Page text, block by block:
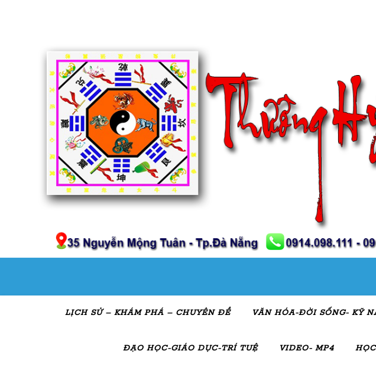
LỊCH SỬ – KHÁM PHÁ – CHUYÊN ĐỀ VĂN HÓA-ĐỜI SỐNG- KỸ
ĐẠO HỌC-GIÁO DỤC-TRÍ TUỆ VIDEO- MP4